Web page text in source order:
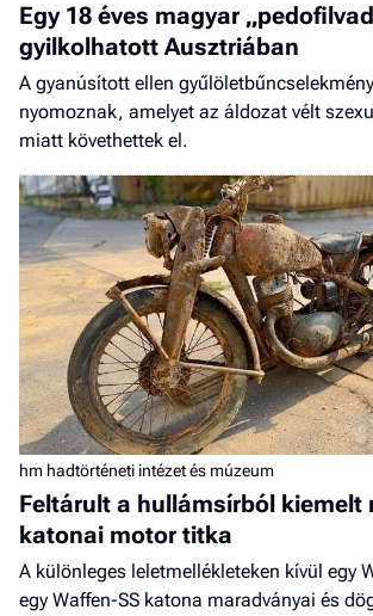
Egy 18 éves magyar
gyilkolhatott Ausztriában
A gyanúsított ellen
nyomoznak, amelyet az áldozat vélt
miatt követhettek el.
hm hadtörténeti intézet és múzeum
Feltárult a hullámsírból kiemelt
katonai motor titka
A különleges leletmellékleteken kívül egy
egy Waffen-SS katona maradványai és